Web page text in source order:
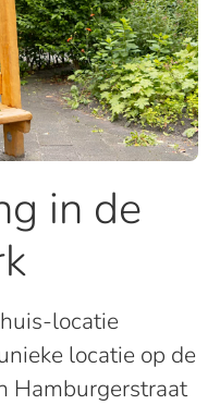
in de
locatie
locatie op de
Hamburgerstraat